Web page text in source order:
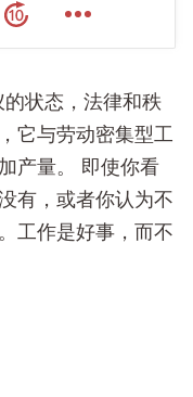
状态，法律和秩
它与劳动密集型工
产量。 即使你看
有，或者你认为不
工作是好事，而不